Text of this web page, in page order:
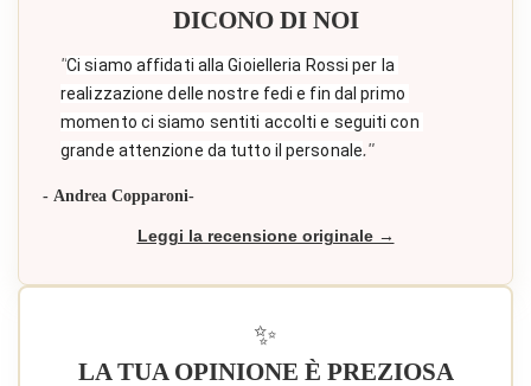
DICONO DI NOI
"Ci siamo affidati alla Gioielleria Rossi per la
realizzazione delle nostre fedi e fin dal primo
momento ci siamo sentiti accolti e seguiti con
grande attenzione da tutto il personale."
- Andrea Copparoni-
Leggi la recensione originale →
✨
LA TUA OPINIONE È PREZIOSA